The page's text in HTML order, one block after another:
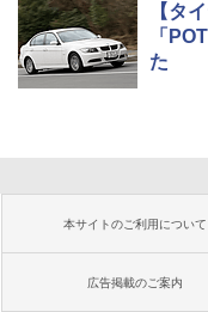
【タ
「
た
本サイトのご利用について
広告掲載のご案内